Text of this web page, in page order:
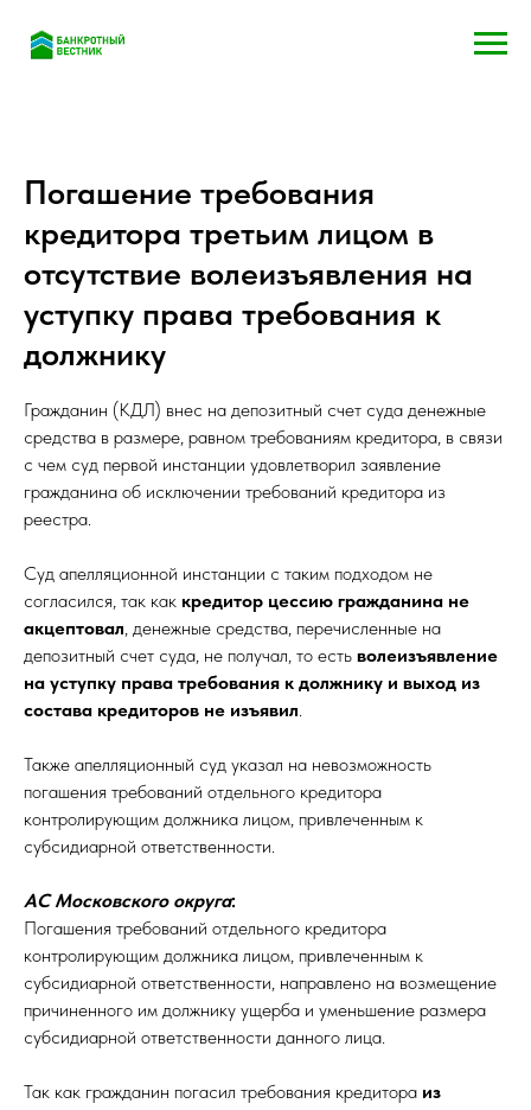
Погашение требования
кредитора третьим лицом в
отсутствие волеизъявления на
уступку права требования к
должнику
Гражданин (КДЛ) внес на депозитный счет суда денежные
средства в размере, равном требованиям кредитора, в связи
с чем суд первой инстанции удовлетворил заявление
гражданина об исключении требований кредитора из
реестра.
Суд апелляционной инстанции с таким подходом не
согласился, так как кредитор цессию гражданина не
акцептовал, денежные средства, перечисленные на
депозитный счет суда, не получал, то есть волеизъявление
на уступку права требования к должнику и выход из
состава кредиторов не изъявил.
Также апелляционный суд указал на невозможность
погашения требований отдельного кредитора
контролирующим должника лицом, привлеченным к
субсидиарной ответственности.
АС Московского округа:
Погашения требований отдельного кредитора
контролирующим должника лицом, привлеченным к
субсидиарной ответственности, направлено на возмещение
причиненного им должнику ущерба и уменьшение размера
субсидиарной ответственности данного лица.
Так как гражданин погасил требования кредитора из